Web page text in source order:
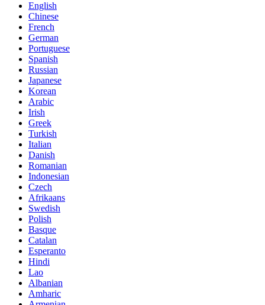
English
Chinese
French
German
Portuguese
Spanish
Russian
Japanese
Korean
Arabic
Irish
Greek
Turkish
Italian
Danish
Romanian
Indonesian
Czech
Afrikaans
Swedish
Polish
Basque
Catalan
Esperanto
Hindi
Lao
Albanian
Amharic